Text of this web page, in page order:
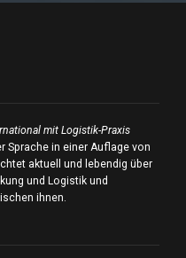
mit Logistik-Praxis
Sprache in einer Auflage von
aktuell und lebendig über
und Logistik und
ihnen.